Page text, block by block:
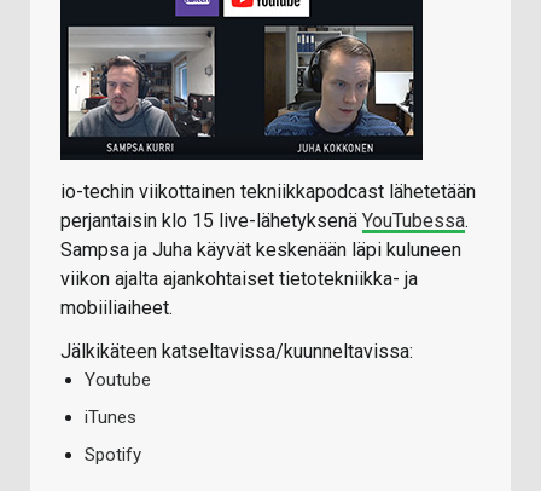
io-techin viikottainen tekniikkapodcast lähetetään
perjantaisin klo 15 live-lähetyksenä YouTubessa.
Sampsa ja Juha käyvät keskenään läpi kuluneen
viikon ajalta ajankohtaiset tietotekniikka- ja
mobiiliaiheet.
Jälkikäteen katseltavissa/kuunneltavissa:
Youtube
iTunes
Spotify